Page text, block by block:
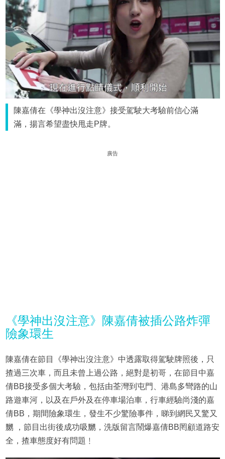
陳嘉倩在《學神出沒注意》接受駕駛大考驗前信心滿
滿，揚言希望盡快甩走P牌。
廣告
《學神出沒注意》陳嘉倩被插公路炸彈
險象環生
陳嘉倩在節目《學神出沒注意》中透露取得駕駛牌照後，只
揸過三次車，而且未曾上過公路，絕對是初哥，在節目中嘉
倩BB接受多個大考驗，包括由荃灣到屯門、港島多彎路的山
路遊車河，以及在戶外及在停車場泊車，行車經驗尚淺的嘉
倩BB，期間險象環生，發生不少驚險事件，睇到網民又驚又
嬲 ，節目出街後成功吸嬲，洗版留言鬧爆嘉倩BB罔顧道路安
全，揸車態度好有問題﹗